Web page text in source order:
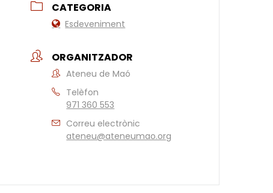
CATEGORIA
Esdeveniment
ORGANITZADOR
Ateneu de Maó
Telèfon
971 360 553
Correu electrònic
ateneu@ateneumao.org